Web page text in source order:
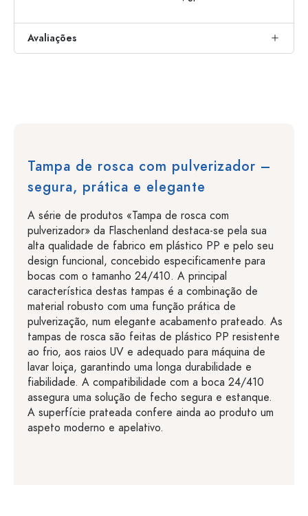
Avaliações
Tampa de rosca com pulverizador –
segura, prática e elegante
A série de produtos «Tampa de rosca com
pulverizador» da Flaschenland destaca-se pela sua
alta qualidade de fabrico em plástico PP e pelo seu
design funcional, concebido especificamente para
bocas com o tamanho 24/410. A principal
característica destas tampas é a combinação de
material robusto com uma função prática de
pulverização, num elegante acabamento prateado. As
tampas de rosca são feitas de plástico PP resistente
ao frio, aos raios UV e adequado para máquina de
lavar loiça, garantindo uma longa durabilidade e
fiabilidade. A compatibilidade com a boca 24/410
assegura uma solução de fecho segura e estanque.
A superfície prateada confere ainda ao produto um
aspeto moderno e apelativo.